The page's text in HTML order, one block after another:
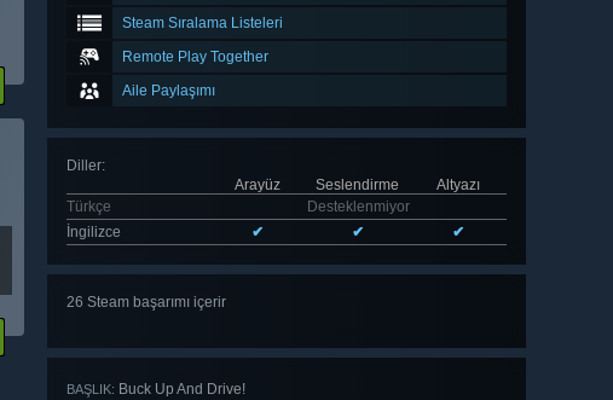
Steam Sıralama Listeleri
Remote Play Together
Aile Paylaşımı
Diller:
Arayüz
Seslendirme
Altyazı
Türkçe
Desteklenmiyor
İngilizce
✔ ✔ ✔
26 Steam başarımı içerir
BAŞLIK: Buck Up And Drive!